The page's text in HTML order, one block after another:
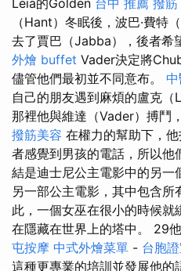
Leia的Golden 台中 推薦 撥筋
（Hant）冬眠後，波巴·費特
去了賈巴（Jabba），後者希
外燴 buffet Vader決定將
儘管他們最初並不同意布。
自己的朋友遇到麻煩的盧克
那裡他與維達（Vader）搏鬥
撥筋美容 在權力的幫助下，
者感覺到男孩的電話，所以他
結是迪士尼公主電影中的另一
另一部公主電影，其中包含
此，一個女巫在很小的時候
在隱藏在世界上的塔中。 29
屯按摩 中式外燴菜單 - 台胞
這種更專業的培訓並發展他的